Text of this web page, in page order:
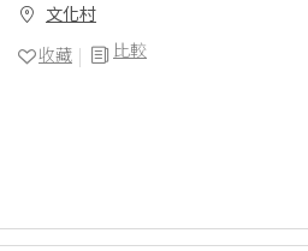
文化村
比較
收藏